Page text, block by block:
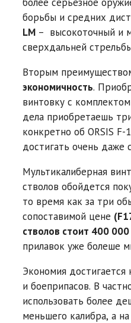
борьбы и средних
LM – высокоточный и
сверхдальней
Вторым
экономичность.
винтовку с
дела приобретаешь
конкретно об ORSIS
достигать очень даже
Мультикалиберная
стволов обойдется
то время как за три
сопоставимой цене
стволов стоит 400
прилавок уже болеше
Экономия достигается
и боеприпасов. В
использовать более
меньшего калибра, а